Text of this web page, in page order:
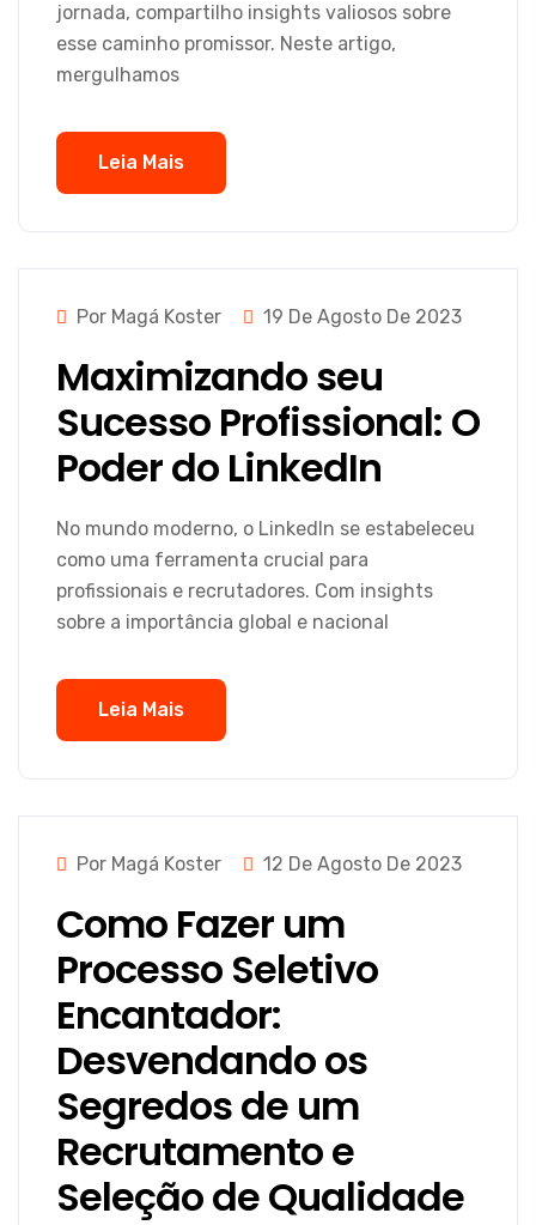
jornada, compartilho insights valiosos sobre
esse caminho promissor. Neste artigo,
mergulhamos
Leia Mais
Por Magá Koster 19 De Agosto De 2023
Maximizando seu
Sucesso Profissional: O
Poder do LinkedIn
No mundo moderno, o LinkedIn se estabeleceu
como uma ferramenta crucial para
profissionais e recrutadores. Com insights
sobre a importância global e nacional
Leia Mais
Por Magá Koster 12 De Agosto De 2023
Como Fazer um
Processo Seletivo
Encantador:
Desvendando os
Segredos de um
Recrutamento e
Seleção de Qualidade